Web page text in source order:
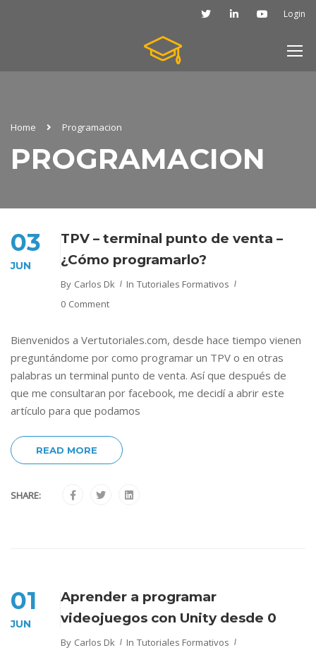
Login
Home Programacion
PROGRAMACION
03
JUN
TPV – terminal punto de venta –
¿Cómo programarlo?
By Carlos Dk In Tutoriales Formativos
0 Comment
Bienvenidos a Vertutoriales.com, desde hace tiempo vienen
preguntándome por como programar un TPV o en otras
palabras un terminal punto de venta. Así que después de
que me consultaran por facebook, me decidí a abrir este
artículo para que podamos
READ MORE
SHARE:
01
JUN
Aprender a programar
videojuegos con Unity desde 0
By Carlos Dk In Tutoriales Formativos